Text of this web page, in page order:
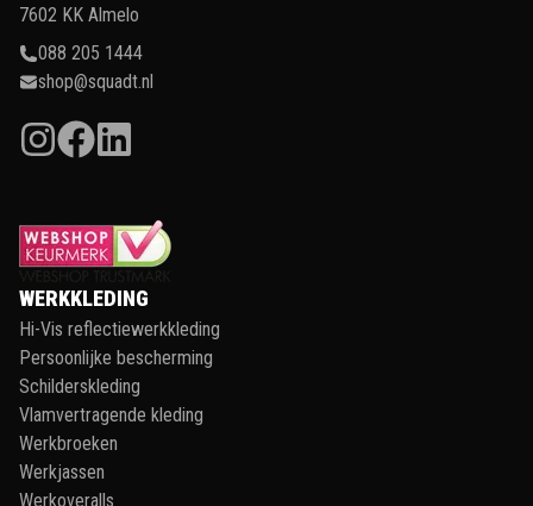
7602 KK Almelo
088 205 1444
shop@squadt.nl
WERKKLEDING
Hi-Vis reflectiewerkkleding
Persoonlijke bescherming
Schilderskleding
Vlamvertragende kleding
Werkbroeken
Werkjassen
Werkoveralls